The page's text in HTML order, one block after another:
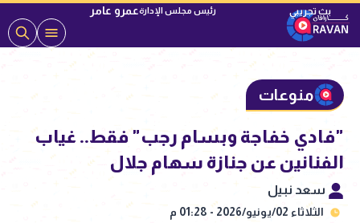
رئيس مجلس الإدارةعمرو عامر
منوعات
"فادي خفاجة وبسام رجب" فقط.. غياب
الفنانين عن جنازة سهام جلال
سعد نبيل
الثلاثاء 02/يونيو/2026 - 01:28 م